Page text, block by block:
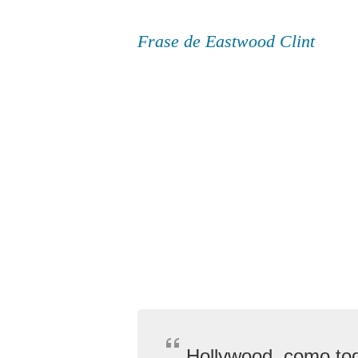
Frase de Eastwood Clint